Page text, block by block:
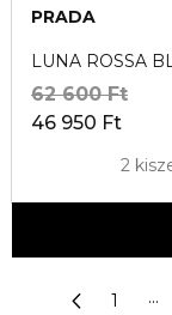
PRADA
LUNA ROSSA
46 950 Ft
62 600 Ft
2
1 ···